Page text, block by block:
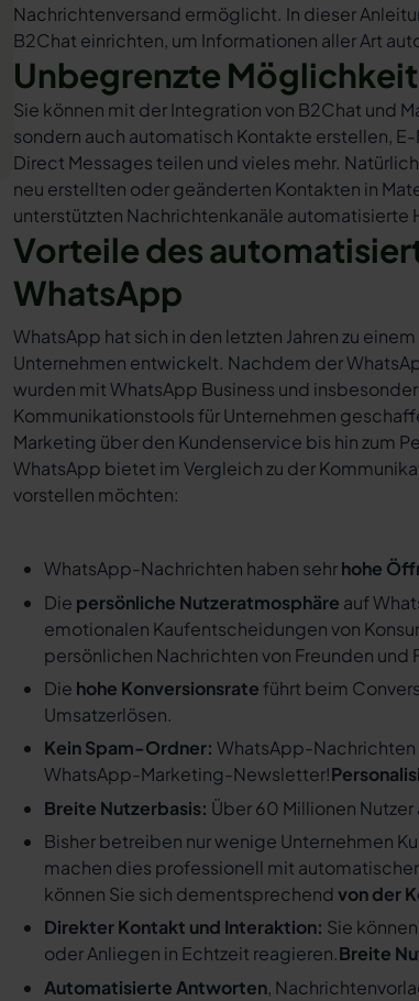
Nachrichtenversand ermöglicht. In dieser
B2Chat einrichten, um Informationen aller Art
Unbegrenzte
Sie können mit der Integration von B2Chat und
sondern auch automatisch Kontakte erstellen,
Direct Messages teilen und vieles mehr.
neu erstellten oder geänderten Kontakten in
unterstützten Nachrichtenkanäle automatisierte
Vorteile des
WhatsApp
WhatsApp hat sich in den letzten Jahren zu
Unternehmen entwickelt. Nachdem der
wurden mit WhatsApp Business und
Kommunikationstools für Unternehmen
Marketing über den Kundenservice bis hin zum
WhatsApp bietet im Vergleich zu der
vorstellen möchten:
WhatsApp-Nachrichten haben sehrhohe
Die persönliche Nutzeratmosphäre auf
emotionalen Kaufentscheidungen von
persönlichen Nachrichten von Freunden
Die hohe Konversionsrate führt beim
Umsatzerlösen.
Kein Spam-Ordner: WhatsApp-Nachrichten
WhatsApp-Marketing-Newsletter!
Breite Nutzerbasis: Über 60 Millionen
Bisher betreiben nur wenige Unternehmen
machen dies professionell mit
können Sie sich dementsprechendvon der
Direkter Kontakt und Interaktion: Sie
oder Anliegen in Echtzeit reagieren.Breite
Automatisierte Antworten,